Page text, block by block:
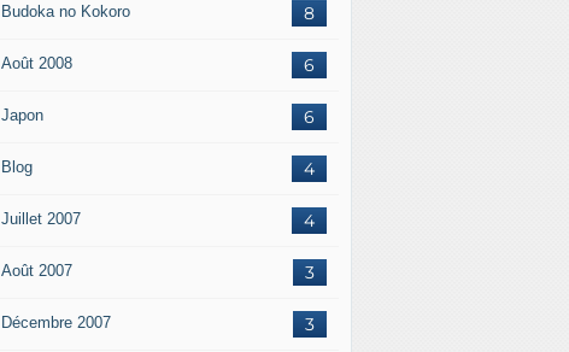
8
Budoka no Kokoro
6
Août 2008
6
Japon
4
Blog
4
Juillet 2007
3
Août 2007
3
Décembre 2007